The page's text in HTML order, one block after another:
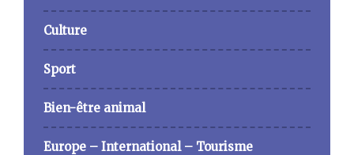
Culture
Sport
Bien-être animal
Europe – International – Tourisme